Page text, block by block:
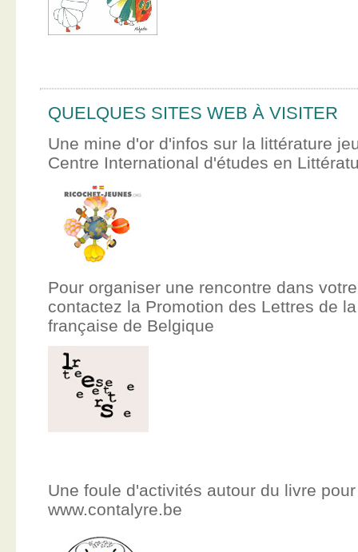
QUELQUES SITES WEB À VISITER
Une mine d'or d'infos sur la littérature
Centre International d'études en
Pour organiser une rencontre dans
contactez la Promotion des Lettres de
française de Belgique
Une foule d'activités autour du livre
www.contalyre.be